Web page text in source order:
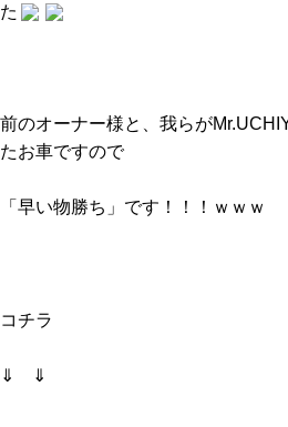
た
前のオーナー様と、我らが
たお車ですので
「早い物勝ち」です！！！ｗｗｗ
コチラ
⇓ ⇓